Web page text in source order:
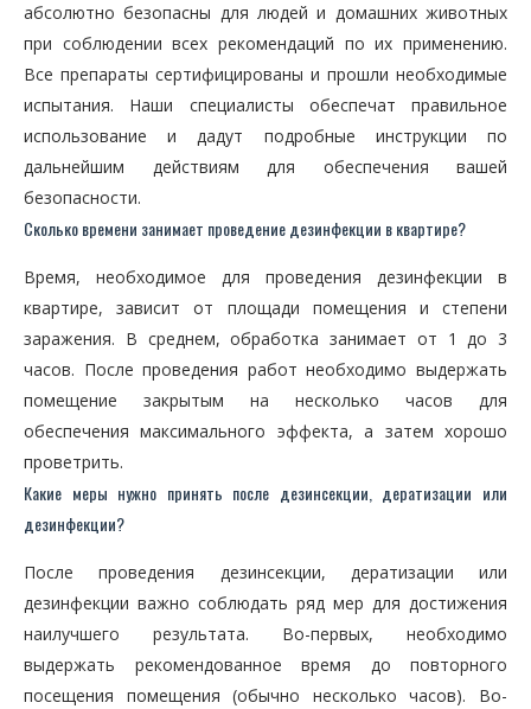
абсолютно безопасны для людей и домашних животных
при соблюдении всех рекомендаций по их применению.
Все препараты сертифицированы и прошли необходимые
испытания. Наши специалисты обеспечат правильное
использование и дадут подробные инструкции по
дальнейшим действиям для обеспечения вашей
безопасности.
Сколько времени занимает проведение дезинфекции в квартире?
Время, необходимое для проведения дезинфекции в
квартире, зависит от площади помещения и степени
заражения. В среднем, обработка занимает от 1 до 3
часов. После проведения работ необходимо выдержать
помещение закрытым на несколько часов для
обеспечения максимального эффекта, а затем хорошо
проветрить.
Какие меры нужно принять после дезинсекции, дератизации или
дезинфекции?
После проведения дезинсекции, дератизации или
дезинфекции важно соблюдать ряд мер для достижения
наилучшего результата. Во-первых, необходимо
выдержать рекомендованное время до повторного
посещения помещения (обычно несколько часов). Во-